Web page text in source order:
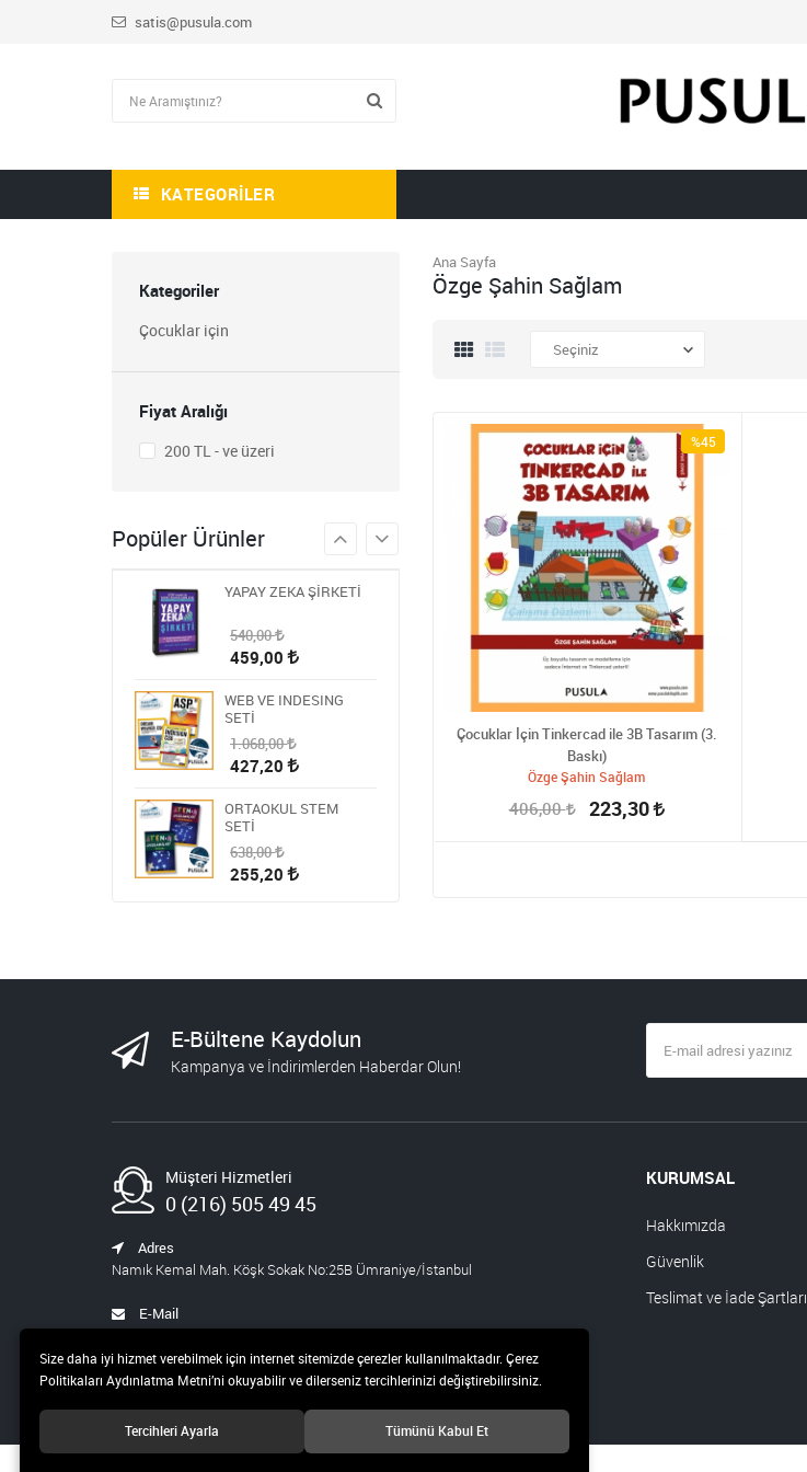
satis@pusula.com
KATEGORILER
Kategoriler
Çocuklar için
Fiyat Aralığı
200 TL - ve üzeri
Popüler Ürünler
STEM ÖĞRETMEN
986,00
394,40
YAPAY ZEKA ŞİRKETİ
540,00
459,00
WEB VE INDESING
SETİ
1.068,00
427,20
ORTAOKUL STEM
SETİ
638,00
255,20
723,60
SETİ
1.430,00
986,00
394,40
WEB VE INDESING
SETİ
1.068,00
427,20
ORTAOKUL STEM
Ana Sayfa
Özge Şahin Sağlam
Çocuklar İçin Tinkercad ile 3B Tasarım (3.
Baskı)
Özge Şahin Sağlam
406,00 223,30
%45
E-Bültene Kaydolun
Kampanya ve İndirimlerden Haberdar Olun!
Müşteri Hizmetleri
0 (216) 505 49 45
Adres
Namık Kemal Mah. Köşk Sokak No:25B Ümraniye/İstanbul
E-Mail
satis@pusula.com
KURUMSAL
Hakkımızda
Güvenlik
Teslimat ve İade Şartları
Size daha iyi hizmet verebilmek için internet sitemizde çerezler kullanılmaktadır. Çerez
Politikaları Aydınlatma Metni’ni okuyabilir ve dilerseniz tercihlerinizi değiştirebilirsiniz.
Tercihleri Ayarla Tümünü Kabul Et